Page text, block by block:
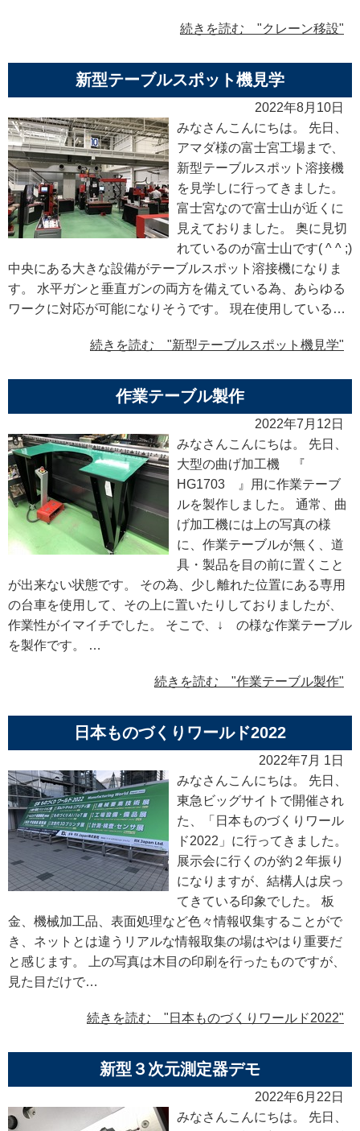
続きを読む "クレーン移設"
新型テーブルスポット機見学
2022年8月10日
みなさんこんにちは。 先日、
アマダ様の富士宮工場まで、
新型テーブルスポット溶接機
を見学しに行ってきました。
富士宮なので富士山が近くに
見えておりました。 奥に見切
れているのが富士山です( ^ ^ ;)
中央にある大きな設備がテーブルスポット溶接機になりま
す。 水平ガンと垂直ガンの両方を備えている為、あらゆる
ワークに対応が可能になりそうです。 現在使用している…
続きを読む "新型テーブルスポット機見学"
作業テーブル製作
2022年7月12日
みなさんこんにちは。 先日、
大型の曲げ加工機 『
HG1703 』用に作業テーブ
ルを製作しました。 通常、曲
げ加工機には上の写真の様
に、作業テーブルが無く、道
具・製品を目の前に置くこと
が出来ない状態です。 その為、少し離れた位置にある専用
の台車を使用して、その上に置いたりしておりましたが、
作業性がイマイチでした。 そこで、↓ の様な作業テーブル
を製作です。 …
続きを読む "作業テーブル製作"
日本ものづくりワールド2022
2022年7月 1日
みなさんこんにちは。 先日、
東急ビッグサイトで開催され
た、「日本ものづくりワール
ド2022」に行ってきました。
展示会に行くのが約２年振り
になりますが、結構人は戻っ
てきている印象でした。 板
金、機械加工品、表面処理など色々情報収集することがで
き、ネットとは違うリアルな情報取集の場はやはり重要だ
と感じます。 上の写真は木目の印刷を行ったものですが、
見た目だけで…
続きを読む "日本ものづくりワールド2022"
新型３次元測定器デモ
2022年6月22日
みなさんこんにちは。 先日、